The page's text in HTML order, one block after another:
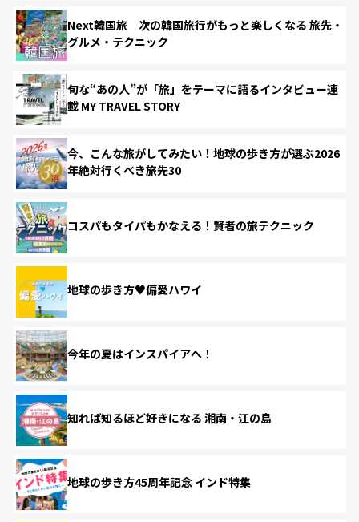
Next韓国旅 次の韓国旅行がもっと楽しくなる 旅先・
グルメ・テクニック
旬な“あの人”が「旅」をテーマに語るインタビュー連
載 MY TRAVEL STORY
今、こんな旅がしてみたい！地球の歩き方が選ぶ2026
年絶対行くべき旅先30
コスパもタイパもかなえる！賢者の旅テクニック
地球の歩き方♥偏愛ハワイ
今年の夏はインスパイアへ！
知れば知るほど好きになる 湘南・江の島
地球の歩き方45周年記念 インド特集